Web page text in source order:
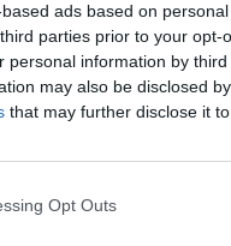
ads based on
parties prior to your
information by
may also be disclosed
that may further disclose it
Opt Outs
Torres, primo
Pennington
7 Lug 2026
contratto fino al
importanti»